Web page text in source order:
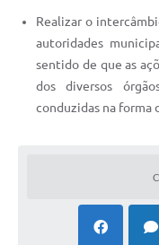
Realizar o
autoridades
sentido de que as
dos diversos
conduzidas na forma